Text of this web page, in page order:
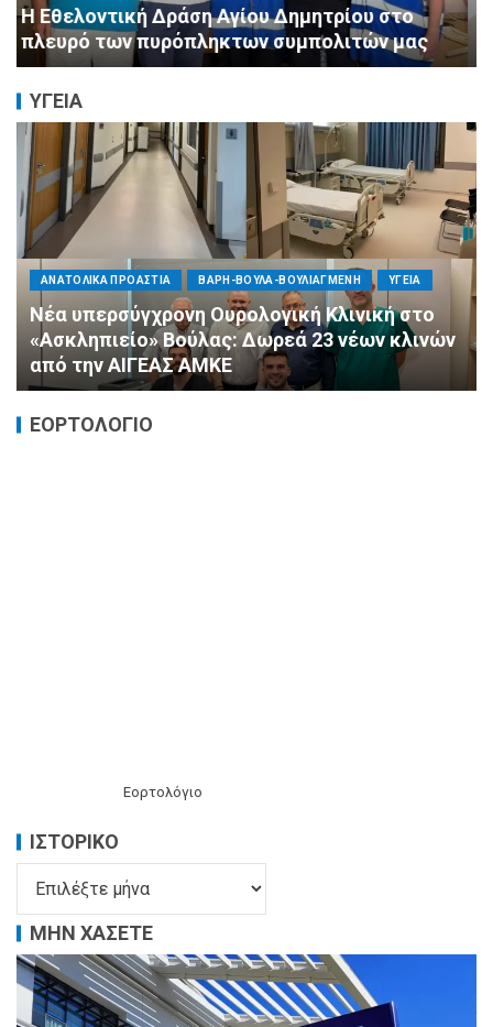
Αττικής: «Μεγάλη η ζημιά, τεράστια η
μεγαλοψυχία των Ελλήνων»
ΥΓΕΙΑ
ΠΟΛΙΤΙΚΗ ΤΡΟΠΟΣ ΖΩΗΣ ΥΓΕΙΑ
«Ημέρα Καρδιάς»: Μια πρωτοποριακή δράση
πρόληψης από τη ΔΗΜ.ΤΟ. Νέας
Φιλαδέλφειας – Νέας Χαλκηδόνας
ΕΟΡΤΟΛΟΓΙΟ
Εορτολόγιο
ΙΣΤΟΡΙΚΌ
ΜΗΝ ΧΑΣΕΤΕ